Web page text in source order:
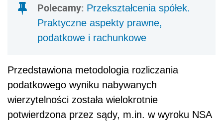
Polecamy: Przekształcenia spółek.
Praktyczne aspekty prawne,
podatkowe i rachunkowe
Przedstawiona metodologia rozliczania
podatkowego wyniku nabywanych
wierzytelności została wielokrotnie
potwierdzona przez sądy, m.in. w wyroku NSA